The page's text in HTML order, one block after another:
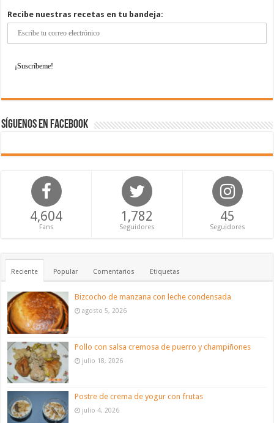
Recibe nuestras recetas en tu bandeja:
Síguenos en Facebook
4,604
Fans
1,782
Seguidores
45
Seguidores
Reciente Popular Comentarios Etiquetas
Bizcocho de manzana con leche condensada
agosto 5, 2026
Pollo con salsa cremosa de puerro y champiñones
julio 18, 2026
Postre de crema de yogur con frutas
julio 4, 2026